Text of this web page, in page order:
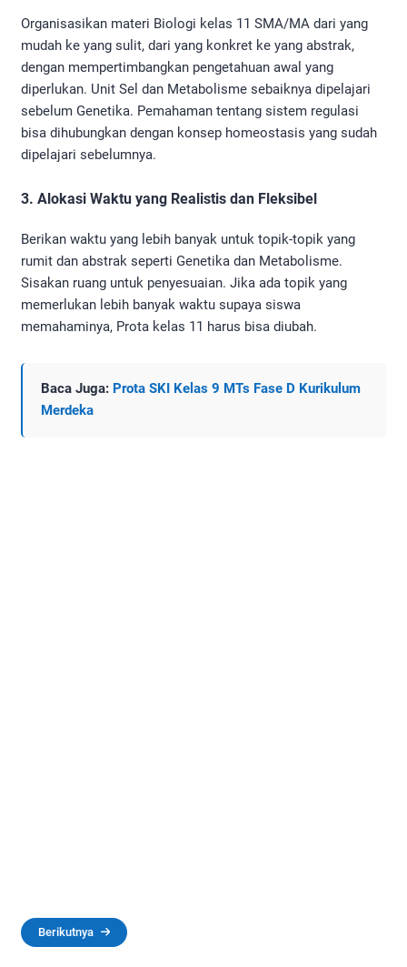
Organisasikan materi Biologi kelas 11 SMA/MA dari yang
mudah ke yang sulit, dari yang konkret ke yang abstrak,
dengan mempertimbangkan pengetahuan awal yang
diperlukan. Unit Sel dan Metabolisme sebaiknya dipelajari
sebelum Genetika. Pemahaman tentang sistem regulasi
bisa dihubungkan dengan konsep homeostasis yang sudah
dipelajari sebelumnya.
3. Alokasi Waktu yang Realistis dan Fleksibel
Berikan waktu yang lebih banyak untuk topik-topik yang
rumit dan abstrak seperti Genetika dan Metabolisme.
Sisakan ruang untuk penyesuaian. Jika ada topik yang
memerlukan lebih banyak waktu supaya siswa
memahaminya, Prota kelas 11 harus bisa diubah.
Baca Juga: Prota SKI Kelas 9 MTs Fase D Kurikulum
Merdeka
Berikutnya